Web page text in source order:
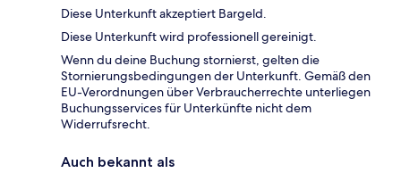
Diese Unterkunft akzeptiert Bargeld.
Diese Unterkunft wird professionell gereinigt.
Wenn du deine Buchung stornierst, gelten die
Stornierungsbedingungen der Unterkunft. Gemäß den
EU-Verordnungen über Verbraucherrechte unterliegen
Buchungsservices für Unterkünfte nicht dem
Widerrufsrecht.
Auch bekannt als